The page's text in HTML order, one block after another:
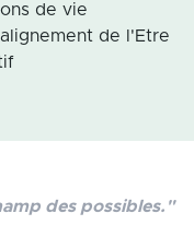
de vie
de l'Etre
des possibles."